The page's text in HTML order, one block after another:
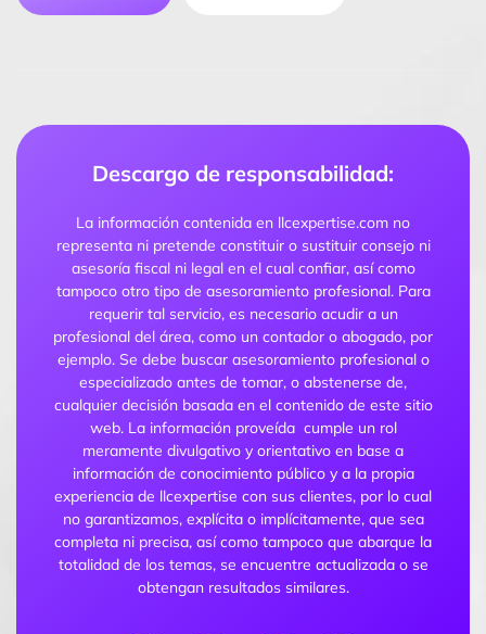
Descargo de responsabilidad:
La información contenida en llcexpertise.com no
representa ni pretende constituir o sustituir consejo ni
asesoría fiscal ni legal en el cual confiar, así como
tampoco otro tipo de asesoramiento profesional. Para
requerir tal servicio, es necesario acudir a un
profesional del área, como un contador o abogado, por
ejemplo. Se debe buscar asesoramiento profesional o
especializado antes de tomar, o abstenerse de,
cualquier decisión basada en el contenido de este sitio
web. La información proveída cumple un rol
meramente divulgativo y orientativo en base a
información de conocimiento público y a la propia
experiencia de llcexpertise con sus clientes, por lo cual
no garantizamos, explícita o implícitamente, que sea
completa ni precisa, así como tampoco que abarque la
totalidad de los temas, se encuentre actualizada o se
obtengan resultados similares.